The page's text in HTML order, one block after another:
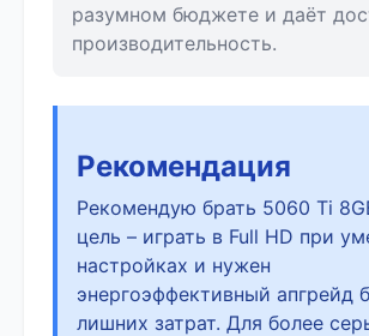
разумном бюджете и даёт
производительность.
Рекомендация
Рекомендую брать 5060 Ti
цель – играть в Full HD при
настройках и нужен
энергоэффективный апгрейд
лишних затрат. Для более